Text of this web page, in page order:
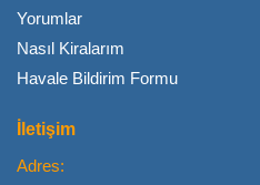
Yorumlar
Nasıl Kiralarım
Havale Bildirim Formu
İletişim
Adres: